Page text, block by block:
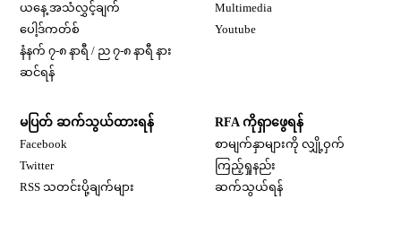
ယနေ့ အသံလွှင့်ချက်
ပေါ့ဒ်ကတ်စ်
နံနက် ၇-၈ နာရီ / ည ၇-၈ နာရီ နား
ဆင်ရန်
Multimedia
Youtube
မပြတ် ဆက်သွယ်ထားရန်
Facebook
TwitterOpens in new window
RSS သတင်းပို့ချက်များ
RFA ကိုရှာဖွေရန်
စာမျက်နှာများကို လျှို့ဝှက်
ကြည့်ရှုနည်း
ဆက်သွယ်ရန်